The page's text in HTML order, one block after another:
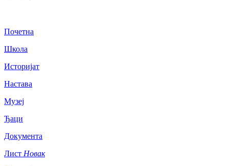
Почетна
Школа
Историјат
Настава
Музеј
Ђаци
Документа
Лист Новак